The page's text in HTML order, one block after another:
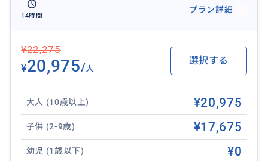
14時間
プラン詳細
¥22,275
¥20,975/人
選択する
大人 (10歳以上) ¥20,975
子供 (2-9歳) ¥17,675
幼児 (1歳以下) ¥0